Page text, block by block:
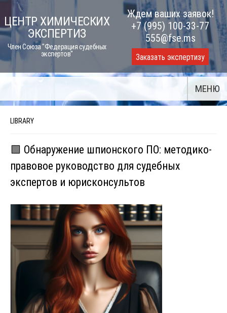
Skip
to
content
ЦЕНТР ХИМИЧЕСКИХ
ЭКСПЕРТИЗ
Член Союза "Федерация судебных
экспертов"
Ждем ваших заявок!
+7 (995) 100-33-77
555@fse.ms
Заказать экспертизу
МЕНЮ
LIBRARY
🟩 Обнаружение шпионского ПО: методико-
правовое руководство для судебных
экспертов и юрисконсультов